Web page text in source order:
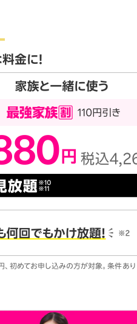
金に！
初めてお申し込みの方が対象。条件あり